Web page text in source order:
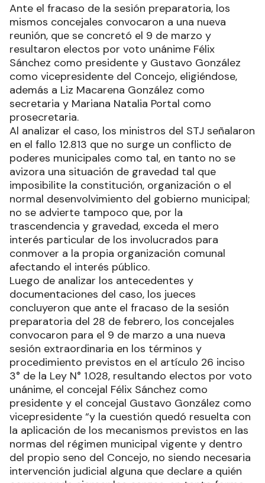
Ante el fracaso de la sesión preparatoria, los
mismos concejales convocaron a una nueva
reunión, que se concretó el 9 de marzo y
resultaron electos por voto unánime Félix
Sánchez como presidente y Gustavo González
como vicepresidente del Concejo, eligiéndose,
además a Liz Macarena González como
secretaria y Mariana Natalia Portal como
prosecretaria.
Al analizar el caso, los ministros del STJ señalaron
en el fallo 12.813 que no surge un conflicto de
poderes municipales como tal, en tanto no se
avizora una situación de gravedad tal que
imposibilite la constitución, organización o el
normal desenvolvimiento del gobierno municipal;
no se advierte tampoco que, por la
trascendencia y gravedad, exceda el mero
interés particular de los involucrados para
conmover a la propia organización comunal
afectando el interés público.
Luego de analizar los antecedentes y
documentaciones del caso, los jueces
concluyeron que ante el fracaso de la sesión
preparatoria del 28 de febrero, los concejales
convocaron para el 9 de marzo a una nueva
sesión extraordinaria en los términos y
procedimiento previstos en el artículo 26 inciso
3° de la Ley N° 1.028, resultando electos por voto
unánime, el concejal Félix Sánchez como
presidente y el concejal Gustavo González como
vicepresidente “y la cuestión quedó resuelta con
la aplicación de los mecanismos previstos en las
normas del régimen municipal vigente y dentro
del propio seno del Concejo, no siendo necesaria
intervención judicial alguna que declare a quién